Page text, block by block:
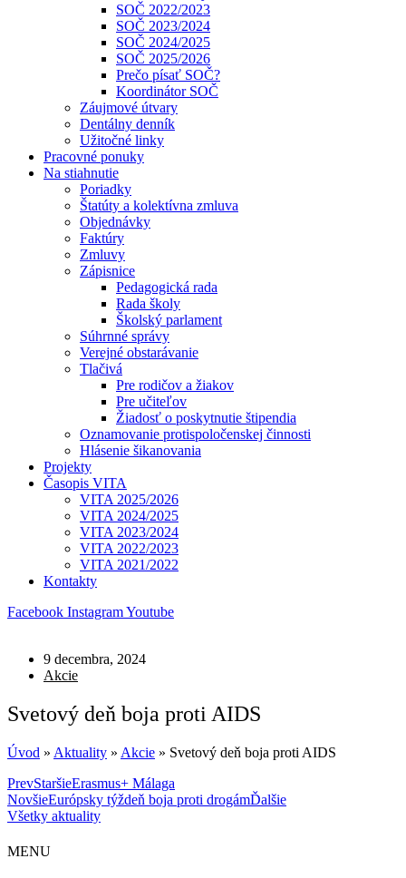
SOČ 2022/2023
SOČ 2023/2024
SOČ 2024/2025
SOČ 2025/2026
Prečo písať SOČ?
Koordinátor SOČ
Záujmové útvary
Dentálny denník
Užitočné linky
Pracovné ponuky
Na stiahnutie
Poriadky
Štatúty a kolektívna zmluva
Objednávky
Faktúry
Zmluvy
Zápisnice
Pedagogická rada
Rada školy
Školský parlament
Súhrnné správy
Verejné obstarávanie
Tlačivá
Pre rodičov a žiakov
Pre učiteľov
Žiadosť o poskytnutie štipendia
Oznamovanie protispoločenskej činnosti
Hlásenie šikanovania
Projekty
Časopis VITA
VITA 2025/2026
VITA 2024/2025
VITA 2023/2024
VITA 2022/2023
VITA 2021/2022
Kontakty
Facebook InstagramYoutube
9 decembra, 2024
Akcie
Svetový deň boja proti AIDS
Úvod » Aktuality » Akcie » Svetový deň boja proti AIDS
PrevStaršieErasmus+ Málaga
NovšieEurópsky týždeň boja proti drogámĎalšie
Všetky aktuality
MENU